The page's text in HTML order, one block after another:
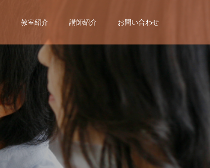
教室紹介 講師紹介 お問い合わせ